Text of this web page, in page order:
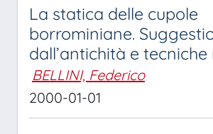
La statica delle cupole
borrominiane.
dall’antichità e
BELLINI, Federico
2000-01-01